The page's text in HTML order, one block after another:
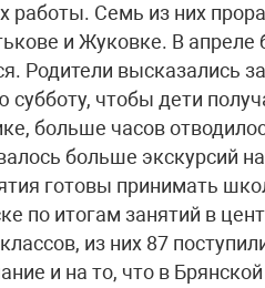
работы. Семь из них
и Жуковке. В апреле
Родители высказались
чтобы дети
больше часов
больше экскурсий
готовы принимать
по итогам занятий в
из них 87
и на то, что в